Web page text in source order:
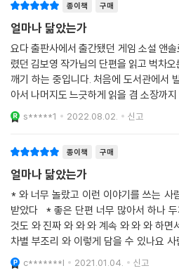
의 작품은 사전지식 없이 깨끗한 눈으로 읽
다. 김보영 작품의 불가사의는 감정에 호
않았는데도 온갖 감정을 불러일으킨다는
을 증폭시키는 게 아니라 사건으로 감정
몇몇 걸작의 경우는 고작 삼십여 페이지
대부분의 주요한 감정을 모두 느끼게 해준
이었다가 애절하다가 충격적이었다가 너
경험을 했는데 그 엄청난 게 삼십 페이지
김보영은 단편 하나에 아주 많은 심상과
도로) 조화롭게 엮어내는 작가인데, 그 때
도 높게 쓰는 것처럼 느껴지기도 한다. 이
특유의 밀도를―모든 문장 한 줄 한 줄이
장면이 의미와 재미와 감동 중 최소 하나
― 자랑한다. 거의 신기에 가까운 밀도를
(어디까지나 상대적으로) 가볍게 쓰인 엽
종이책 구매
얼마나 닮았는가
요다 출판사에서 출간됐던 게임 소설 앤솔
렸던 김보영 작가님의 단편을 읽고 벅차
깨기 하는 중입니다. 처음에 도서관에서
아서 나머지도 느긋하게 읽을 겸 소장까
인 「얼마나 닮았는가」가 역시 좋았습니다.
s*****1 2022.08.02. 신고
종이책 구매
얼마나 닮았는가
* 와 너무 놀랐고 이런 이야기를 쓰는 사람이 있구나 읽으면서 계속 충격
받았다 * 좋은 단편 너무 많아서 하나 두개 꼽을 수가 없고 짧은 것도 긴
것도 와 진짜 와 와 와 계속 와 와 와 하면서 읽었네 * 현실에
차별 부조리 와 이렇게 담을 수 있나요 사람들이 대단하게 생각하는 인물
c*******l 2021.01.04. 신고